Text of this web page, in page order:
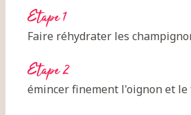
Etape 1
Faire réhydrater les
Etape 2
émincer finement l'oignon et